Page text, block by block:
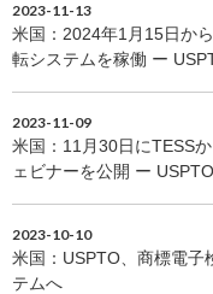
2023-11-13
米国：2024年1月15日か
転システムを稼働 ー
2023-11-09
米国：11月30日にTESS
ェビナーを公開 ー USPTO
2023-10-10
米国：USPTO、商標電子
テムへ